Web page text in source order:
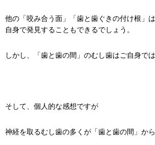
他の「咬み合う面」「歯と歯ぐきの付け根」
自身で発見することもできるでしょう。
しかし、「歯と歯の間」のむし歯はご自身で
そして、個人的な感想ですが
神経を取るむし歯の多くが「歯と歯の間」から